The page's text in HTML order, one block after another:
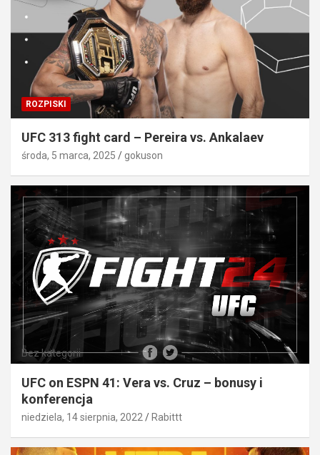
ROZPISKI
UFC 313 fight card – Pereira vs. Ankalaev
środa, 5 marca, 2025 gokuson
Bez kategorii
UFC on ESPN 41: Vera vs. Cruz – bonusy i
konferencja
niedziela, 14 sierpnia, 2022 Rabittt